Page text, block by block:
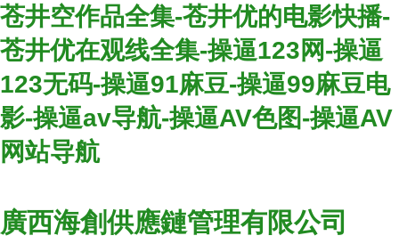
苍井空作品全集-苍井优的电影快播-
苍井优在观线全集-操逼123网-操逼
123无码-操逼91麻豆-操逼99麻豆电
影-操逼av导航-操逼AV色图-操逼AV
网站导航
廣西海創供應鏈管理有限公司